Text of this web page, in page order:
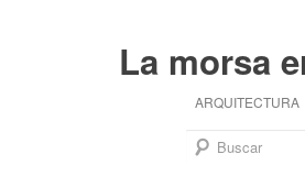
La morsa
ARQUITECTURA